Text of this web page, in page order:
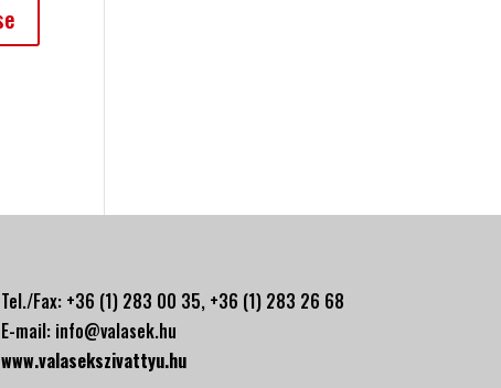
Tel./Fax: +36 (1) 283 00 35, +36 (1) 283 26 68
E-mail: info@valasek.hu
www.valasekszivattyu.hu